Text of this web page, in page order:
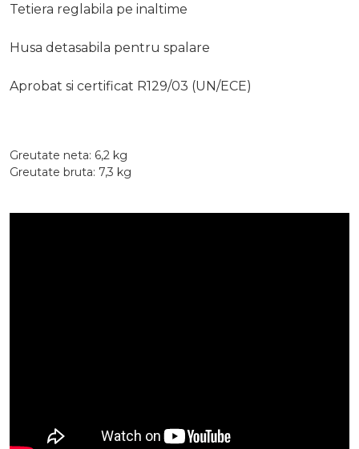
Tetiera reglabila pe inaltime
Husa detasabila pentru spalare
Aprobat si certificat R129/03 (UN/ECE)
Greutate neta: 6,2 kg
Greutate bruta: 7,3 kg